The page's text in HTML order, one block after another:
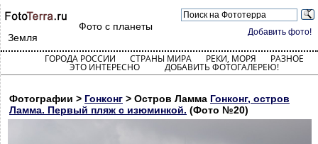
Добавить фото!
Фото с планеты
Земля
ГОРОДА РОССИИ СТРАНЫ МИРА РЕКИ, МОРЯ РАЗНОЕ
ЭТО ИНТЕРЕСНО ДОБАВИТЬ ФОТОГАЛЕРЕЮ!
Фотографии > Гонконг > Остров Ламма Гонконг, остров
Ламма. Первый пляж с изюминкой. (Фото №20)